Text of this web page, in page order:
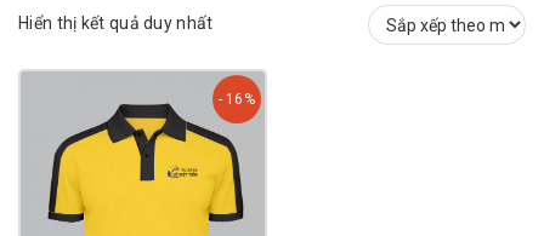
Hiển thị kết quả duy nhất
- 16%